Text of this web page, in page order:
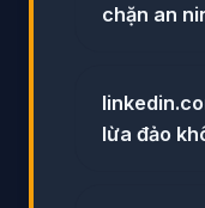
chặn an
lừa đảo